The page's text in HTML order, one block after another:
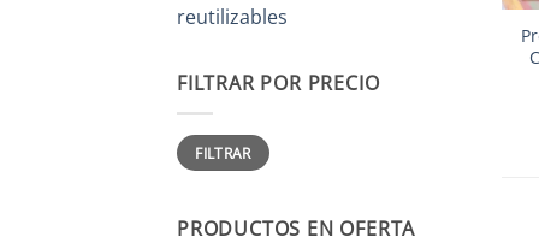
reutilizables
FILTRAR POR PRECIO
Precio
mínimo
Precio
máximo
FILTRAR
PRODUCTOS EN OFERTA